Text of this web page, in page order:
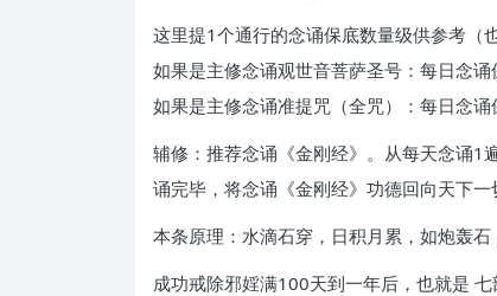
这里提1个通行的念诵保底数量级供参考（
如果是主修念诵观世音菩萨圣号：每日念诵
如果是主修念诵准提咒（全咒）：每日念诵
辅修：推荐念诵《金刚经》。从每天念诵1
诵完毕，将念诵《金刚经》功德回向天下一
本条原理：水滴石穿，日积月累，如炮轰石
成功戒除邪婬满100天到一年后，也就是